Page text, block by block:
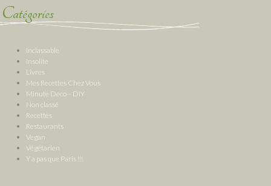
Catégories
Inclassable
Insolite
Livres
Mes Recettes Chez Vous
Minute Deco – DIY
Non classé
Recettes
Restaurants
Vegan
Végétarien
Y a pas que Paris !!!